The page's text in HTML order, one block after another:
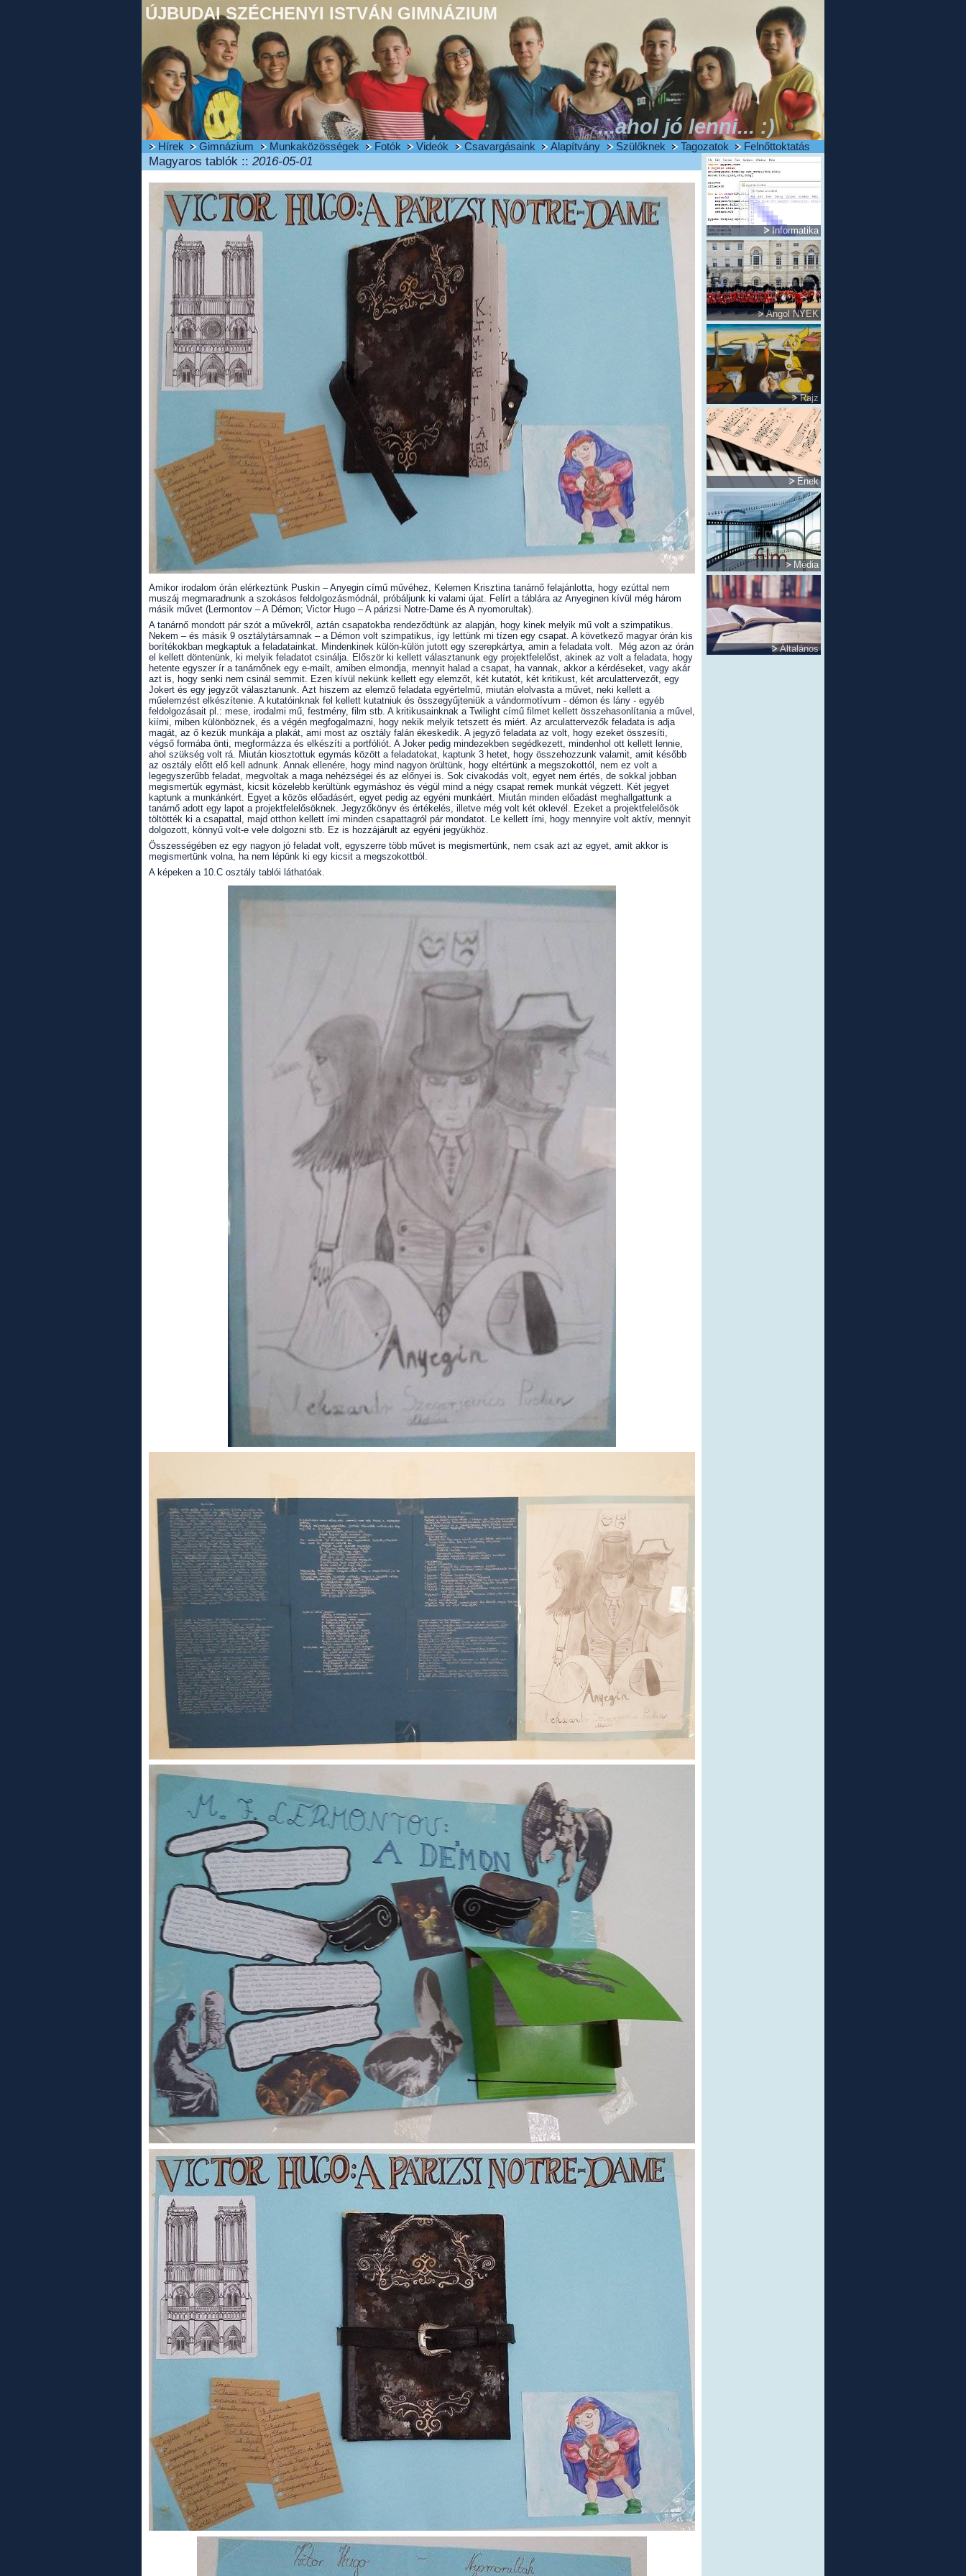
ÚJBUDAI SZÉCHENYI ISTVÁN GIMNÁZIUM
...ahol jó lenni... :)
Hírek Gimnázium Munkaközösségek Fotók Videók Csavargásaink Alapítvány Szülőknek Tagozatok Felnőttoktatás
Informatika
Angol NYEK
Rajz
Ének
Média
Általános
Magyaros tablók :: 2016-05-01
Amikor irodalom órán elérkeztünk Puskin – Anyegin című művéhez, Kelemen Krisztina tanárnő felajánlotta, hogy ezúttal nem
muszáj megmaradnunk a szokásos feldolgozásmódnál, próbáljunk ki valami újat. Felírt a táblára az Anyeginen kívül még három
másik művet (Lermontov – A Démon; Victor Hugo – A párizsi Notre-Dame és A nyomorultak).
A tanárnő mondott pár szót a művekről, aztán csapatokba rendeződtünk az alapján, hogy kinek melyik mű volt a szimpatikus.
Nekem – és másik 9 osztálytársamnak – a Démon volt szimpatikus, így lettünk mi tízen egy csapat. A következő magyar órán kis
borítékokban megkaptuk a feladatainkat. Mindenkinek külön-külön jutott egy szerepkártya, amin a feladata volt. Még azon az órán
el kellett döntenünk, ki melyik feladatot csinálja. Először ki kellett választanunk egy projektfelelőst, akinek az volt a feladata, hogy
hetente egyszer ír a tanárnőnek egy e-mailt, amiben elmondja, mennyit halad a csapat, ha vannak, akkor a kérdéseket, vagy akár
azt is, hogy senki nem csinál semmit. Ezen kívül nekünk kellett egy elemzőt, két kutatót, két kritikust, két arculattervezőt, egy
Jokert és egy jegyzőt választanunk. Azt hiszem az elemző feladata egyértelmű, miután elolvasta a művet, neki kellett a
műelemzést elkészítenie. A kutatóinknak fel kellett kutatniuk és összegyűjteniük a vándormotívum - démon és lány - egyéb
feldolgozásait pl.: mese, irodalmi mű, festmény, film stb. A kritikusainknak a Twilight című filmet kellett összehasonlítania a művel,
kiírni, miben különböznek, és a végén megfogalmazni, hogy nekik melyik tetszett és miért. Az arculattervezők feladata is adja
magát, az ő kezük munkája a plakát, ami most az osztály falán ékeskedik. A jegyző feladata az volt, hogy ezeket összesíti,
végső formába önti, megformázza és elkészíti a portfóliót. A Joker pedig mindezekben segédkezett, mindenhol ott kellett lennie,
ahol szükség volt rá. Miután kiosztottuk egymás között a feladatokat, kaptunk 3 hetet, hogy összehozzunk valamit, amit később
az osztály előtt elő kell adnunk. Annak ellenére, hogy mind nagyon örültünk, hogy eltértünk a megszokottól, nem ez volt a
legegyszerűbb feladat, megvoltak a maga nehézségei és az előnyei is. Sok civakodás volt, egyet nem értés, de sokkal jobban
megismertük egymást, kicsit közelebb kerültünk egymáshoz és végül mind a négy csapat remek munkát végzett. Két jegyet
kaptunk a munkánkért. Egyet a közös előadásért, egyet pedig az egyéni munkáért. Miután minden előadást meghallgattunk a
tanárnő adott egy lapot a projektfelelősöknek. Jegyzőkönyv és értékelés, illetve még volt két oklevél. Ezeket a projektfelelősök
töltötték ki a csapattal, majd otthon kellett írni minden csapattagról pár mondatot. Le kellett írni, hogy mennyire volt aktív, mennyit
dolgozott, könnyű volt-e vele dolgozni stb. Ez is hozzájárult az egyéni jegyükhöz.
Összességében ez egy nagyon jó feladat volt, egyszerre több művet is megismertünk, nem csak azt az egyet, amit akkor is
megismertünk volna, ha nem lépünk ki egy kicsit a megszokottból.
A képeken a 10.C osztály tablói láthatóak.